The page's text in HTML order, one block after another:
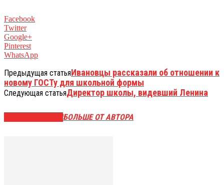
Facebook
Twitter
Google+
Pinterest
WhatsApp
Предыдущая статьяИвановцы рассказали об отношении к
новому ГОСТу для школьной формы
Следующая статьяДиректор школы, видевший Ленина
БОЛЬШЕ ОТ АВТОРА